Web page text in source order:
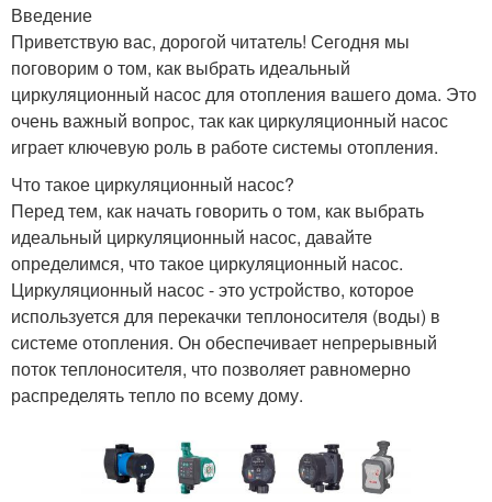
Введение
Приветствую вас, дорогой читатель! Сегодня мы
поговорим о том, как выбрать идеальный
циркуляционный насос для отопления вашего дома. Это
очень важный вопрос, так как циркуляционный насос
играет ключевую роль в работе системы отопления.
Что такое циркуляционный насос?
Перед тем, как начать говорить о том, как выбрать
идеальный циркуляционный насос, давайте
определимся, что такое циркуляционный насос.
Циркуляционный насос - это устройство, которое
используется для перекачки теплоносителя (воды) в
системе отопления. Он обеспечивает непрерывный
поток теплоносителя, что позволяет равномерно
распределять тепло по всему дому.